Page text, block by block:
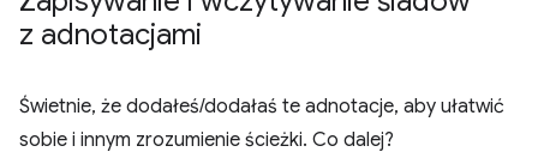
z adnotacjami
Świetnie, że dodałeś/dodałaś te adnotacje, aby ułatwić
sobie i innym zrozumienie ścieżki. Co dalej?